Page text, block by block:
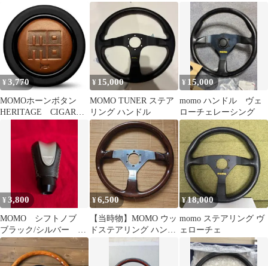
320mm 箱有り
ップ 2個
¥3,770
MOMOホーンボタン
HERITAGE CIGAR
¥ 15,000
MOMO TUNER ステア
リング ハンドル
¥ 15,000
momo ハンドル ヴェ
ローチェレーシング
¥3,800
MOMO シフトノブ
ブラック/シルバー モ
モ
¥6,500
【当時物】MOMO ウッ
ドステアリング ハンド
ル 本体
¥18,000
momo ステアリング ヴ
ェローチェ